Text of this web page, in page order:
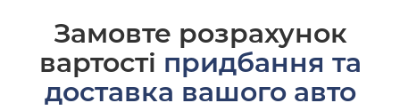
Замовте розрахунок
вартості придбання та
доставка вашого авто